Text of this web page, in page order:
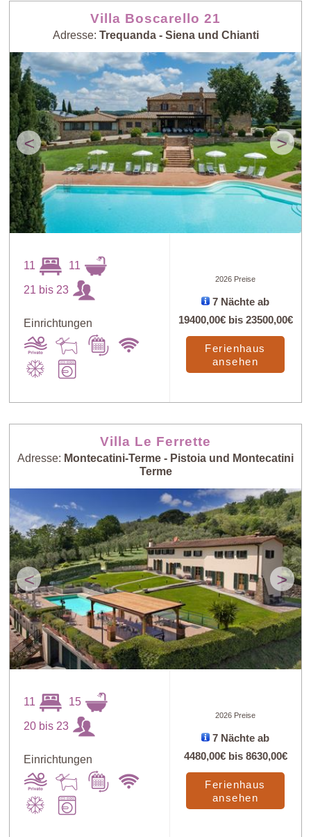
Villa Boscarello 21
Adresse: Trequanda - Siena und Chianti
< >
11 11
21 bis 23
Einrichtungen
2026 Preise
7 Nächte ab
19400,00€bis 23500,00€
Ferienhaus
ansehen
Villa Le Ferrette
Adresse: Montecatini-Terme - Pistoia und Montecatini
Terme
< >
11 15
20 bis 23
Einrichtungen
2026 Preise
7 Nächte ab
4480,00€bis 8630,00€
Ferienhaus
ansehen